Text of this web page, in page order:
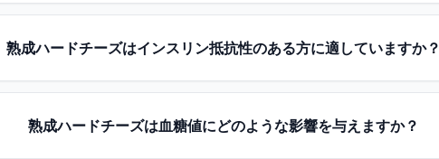
熟成ハードチーズはインスリン抵抗性のある方に適していますか？
熟成ハードチーズは血糖値にどのような影響を与えますか？